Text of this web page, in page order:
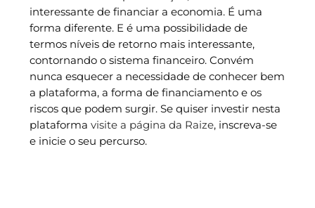
interessante de financiar a economia. É uma
forma diferente. E é uma possibilidade de
termos níveis de retorno mais interessante,
contornando o sistema financeiro. Convém
nunca esquecer a necessidade de conhecer bem
a plataforma, a forma de financiamento e os
riscos que podem surgir. Se quiser investir nesta
plataforma visite a página da Raize, inscreva-se
e inicie o seu percurso.